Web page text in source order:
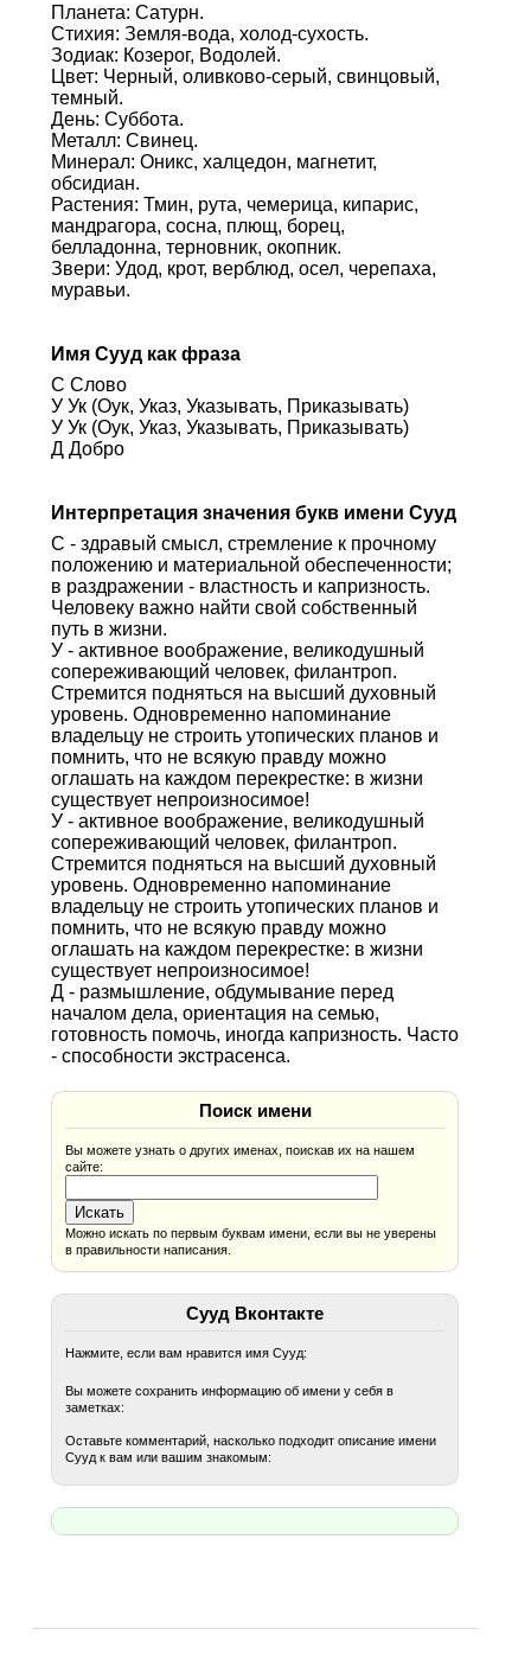
Планета: Сатурн.
Стихия: Земля-вода, холод-сухость.
Зодиак: Козерог, Водолей.
Цвет: Черный, оливково-серый, свинцовый,
темный.
День: Суббота.
Металл: Свинец.
Минерал: Оникс, халцедон, магнетит,
обсидиан.
Растения: Тмин, рута, чемерица, кипарис,
мандрагора, сосна, плющ, борец,
белладонна, терновник, окопник.
Звери: Удод, крот, верблюд, осел, черепаха,
муравьи.
Имя Сууд как фраза
С Слово
У Ук (Оук, Указ, Указывать, Приказывать)
У Ук (Оук, Указ, Указывать, Приказывать)
Д Добро
Интерпретация значения букв имени Сууд
С - здравый смысл, стремление к прочному
положению и материальной обеспеченности;
в раздражении - властность и капризность.
Человеку важно найти свой собственный
путь в жизни.
У - активное воображение, великодушный
сопереживающий человек, филантроп.
Стремится подняться на высший духовный
уровень. Одновременно напоминание
владельцу не строить утопических планов и
помнить, что не всякую правду можно
оглашать на каждом перекрестке: в жизни
существует непроизносимое!
У - активное воображение, великодушный
сопереживающий человек, филантроп.
Стремится подняться на высший духовный
уровень. Одновременно напоминание
владельцу не строить утопических планов и
помнить, что не всякую правду можно
оглашать на каждом перекрестке: в жизни
существует непроизносимое!
Д - размышление, обдумывание перед
началом дела, ориентация на семью,
готовность помочь, иногда капризность. Часто
- способности экстрасенса.
Поиск имени
Вы можете узнать о других именах, поискав их на нашем
сайте:
Можно искать по первым буквам имени, если вы не уверены
в правильности написания.
Сууд Вконтакте
Нажмите, если вам нравится имя Сууд:
Вы можете сохранить информацию об имени у себя в
заметках:
Оставьте комментарий, насколько подходит описание имени
Сууд к вам или вашим знакомым: